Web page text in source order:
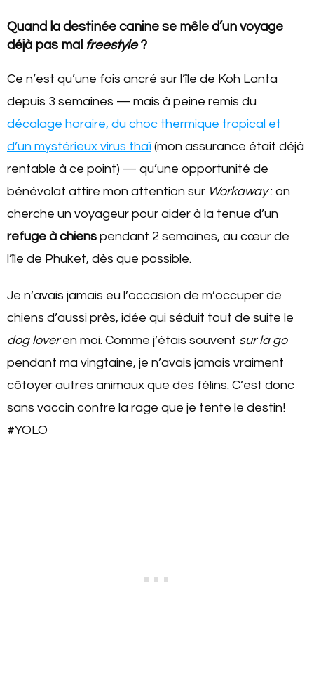
Quand la destinée canine se mêle d’un voyage
déjà pas mal freestyle?
Ce n’est qu’une fois ancré sur l’île de Koh Lanta
depuis 3 semaines — mais à peine remis du
décalage horaire, du choc thermique tropical et
d’un mystérieux virus thaï (mon assurance était déjà
rentable à ce point) — qu’une opportunité de
bénévolat attire mon attention sur Workaway: on
cherche un voyageur pour aider à la tenue d’un
refuge à chiens pendant 2 semaines, au cœur de
l’île de Phuket, dès que possible.
Je n’avais jamais eu l’occasion de m’occuper de
chiens d’aussi près, idée qui séduit tout de suite le
dog loveren moi. Comme j’étais souvent sur la go
pendant ma vingtaine, je n’avais jamais vraiment
côtoyer autres animaux que des félins. C’est donc
sans vaccin contre la rage que je tente le destin!
#YOLO